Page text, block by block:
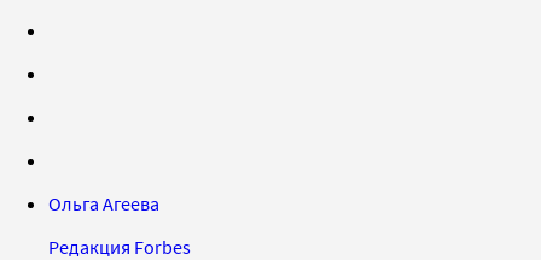
Ольга Агеева
Редакция Forbes